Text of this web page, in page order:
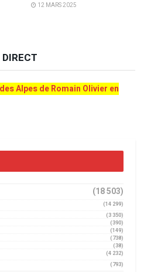
12 MARS 2025
Alpes de Romain Olivier en
(18 503)
(14 299)
(3 350)
(390)
(149)
(738)
(38)
(4 232)
(793)